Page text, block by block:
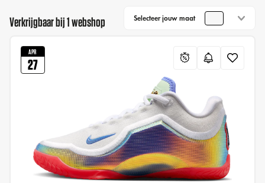
Verkrijgbaar bij 1 webshop Selecteer jouw maat
APR
27